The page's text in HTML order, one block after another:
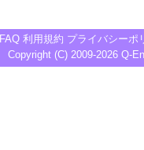
FAQ 利用規約 プライバシーポ
Copyright (C) 2009-2026 Q-